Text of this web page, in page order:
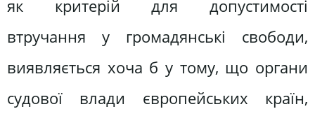
як критерій для допустимості
втручання у громадянські свободи,
виявляється хоча б у тому, що органи
судової влади європейських країн,